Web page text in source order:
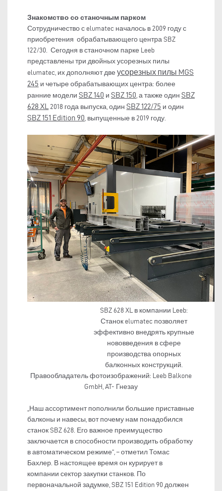
Знакомство со станочным парком
Сотрудничество с elumatec началось в 2009 году с
приобретения обрабатывающего центра SBZ
122/30. Сегодня в станочном парке Leeb
представлены три двойных усорезных пилы
elumatec, их дополняют две усорезных пилы MGS
245 и четыре обрабатывающих центра: более
ранние модели SBZ 140 и SBZ 150 , а также один SBZ
628 XL 2018 года выпуска, один SBZ 122/75 и один
SBZ 151 Edition 90 , выпущенные в 2019 году.
SBZ 628 XL в компании Leeb:
Станок elumatec позволяет
эффективно внедрять крупные
нововведения в сфере
производства опорных
балконных конструкций.
Правообладатель фотоизображений: Leeb Balkone
GmbH, AT- Гнезау
„Наш ассортимент пополнили большие приставные
балконы и навесы, вот почему нам понадобился
станок SBZ 628. Его важное преимущество
заключается в способности производить обработку
в автоматическом режиме“, – отметил Томас
Бахлер. В настоящее время он курирует в
компании сектор закупки станков. По
первоначальной задумке, SBZ 151 Edition 90 должен